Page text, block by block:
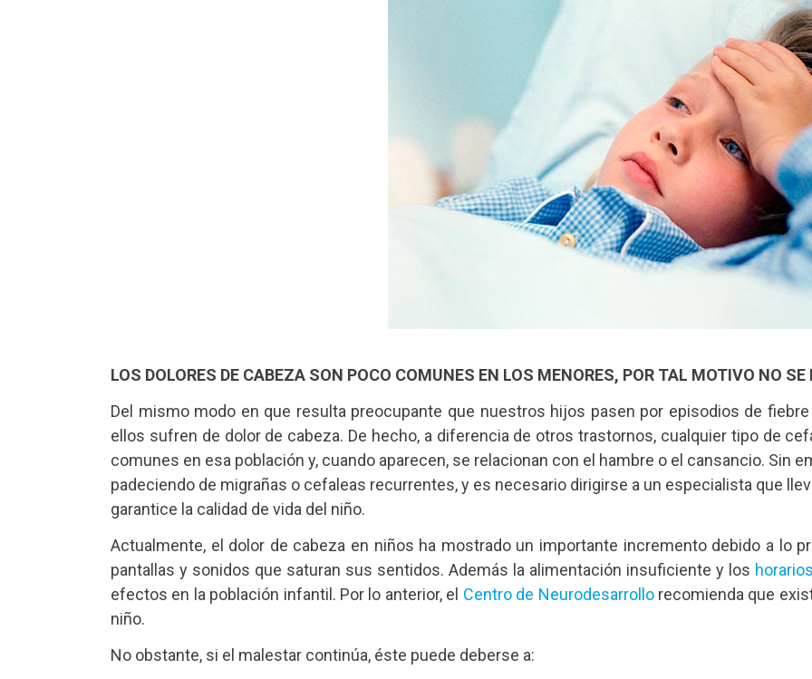
LOS DOLORES DE CABEZA SON POCO COMUNES EN LOS MENORES, POR TAL MOTIVO NO SE
Del mismo modo en que resulta preocupante que nuestros hijos pasen por episodios de
ellos sufren de dolor de cabeza. De hecho, a diferencia de otros trastornos, cualquier tipo de
comunes en esa población y, cuando aparecen, se relacionan con el hambre o el cansancio. Sin
padeciendo de migrañas o cefaleas recurrentes, y es necesario dirigirse a un especialista que
garantice la calidad de vida del niño.
Actualmente, el dolor de cabeza en niños ha mostrado un importante incremento debido a lo
pantallas y sonidos que saturan sus sentidos. Además la alimentación insuficiente y los
efectos en la población infantil. Por lo anterior, el Centro de Neurodesarrollorecomienda que
niño.
No obstante, si el malestar continúa, éste puede deberse a: